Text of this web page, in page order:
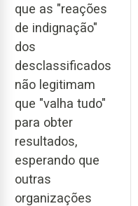
que as "reações
de indignação"
dos
desclassificados
não legitimam
que "valha tudo"
para obter
resultados,
esperando que
outras
organizações